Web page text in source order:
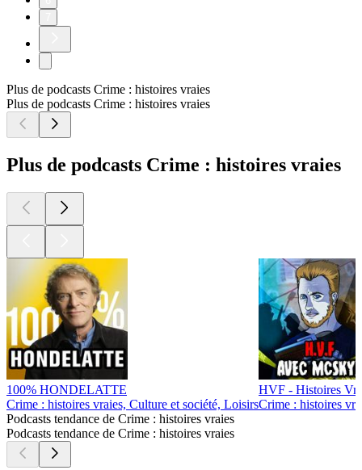
Plus de podcasts Crime : histoires vraies
Plus de podcasts Crime : histoires vraies
Plus de podcasts Crime : histoires vraies
100% HONDELATTE
Crime : histoires vraies, Culture et société, Loisirs
HVF - Histoires
Crime : histoires
Podcasts tendance de Crime : histoires vraies
Podcasts tendance de Crime : histoires vraies